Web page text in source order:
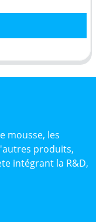
mousse, les
produits,
intégrant la R&D,